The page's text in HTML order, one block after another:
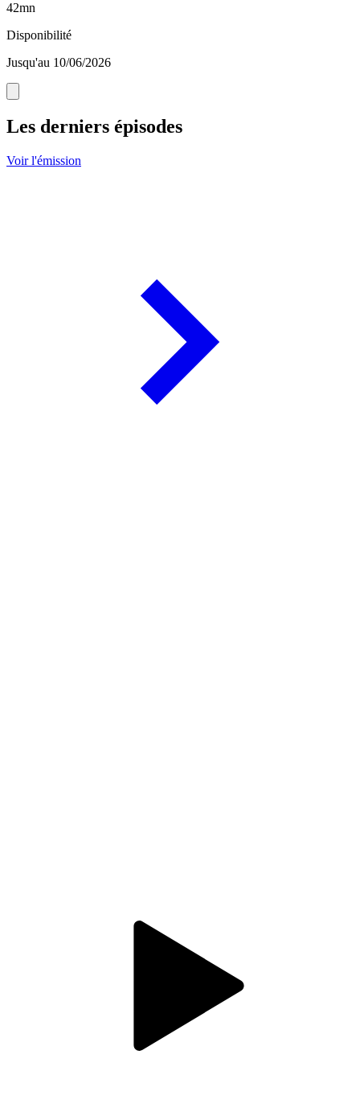
42mn
Disponibilité
Jusqu'au 10/06/2026
Les derniers épisodes
Voir l'émission